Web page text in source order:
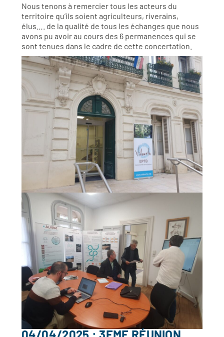
Nous tenons à remercier tous les acteurs du
territoire qu’ils soient agriculteurs, riverains,
élus…. de la qualité de tous les échanges que nous
avons pu avoir au cours des 6 permanences qui se
sont tenues dans le cadre de cette concertation.